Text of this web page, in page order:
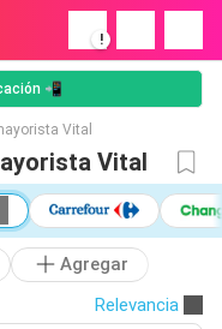
!
📲
Vital
Vital
Agregar
Relevancia